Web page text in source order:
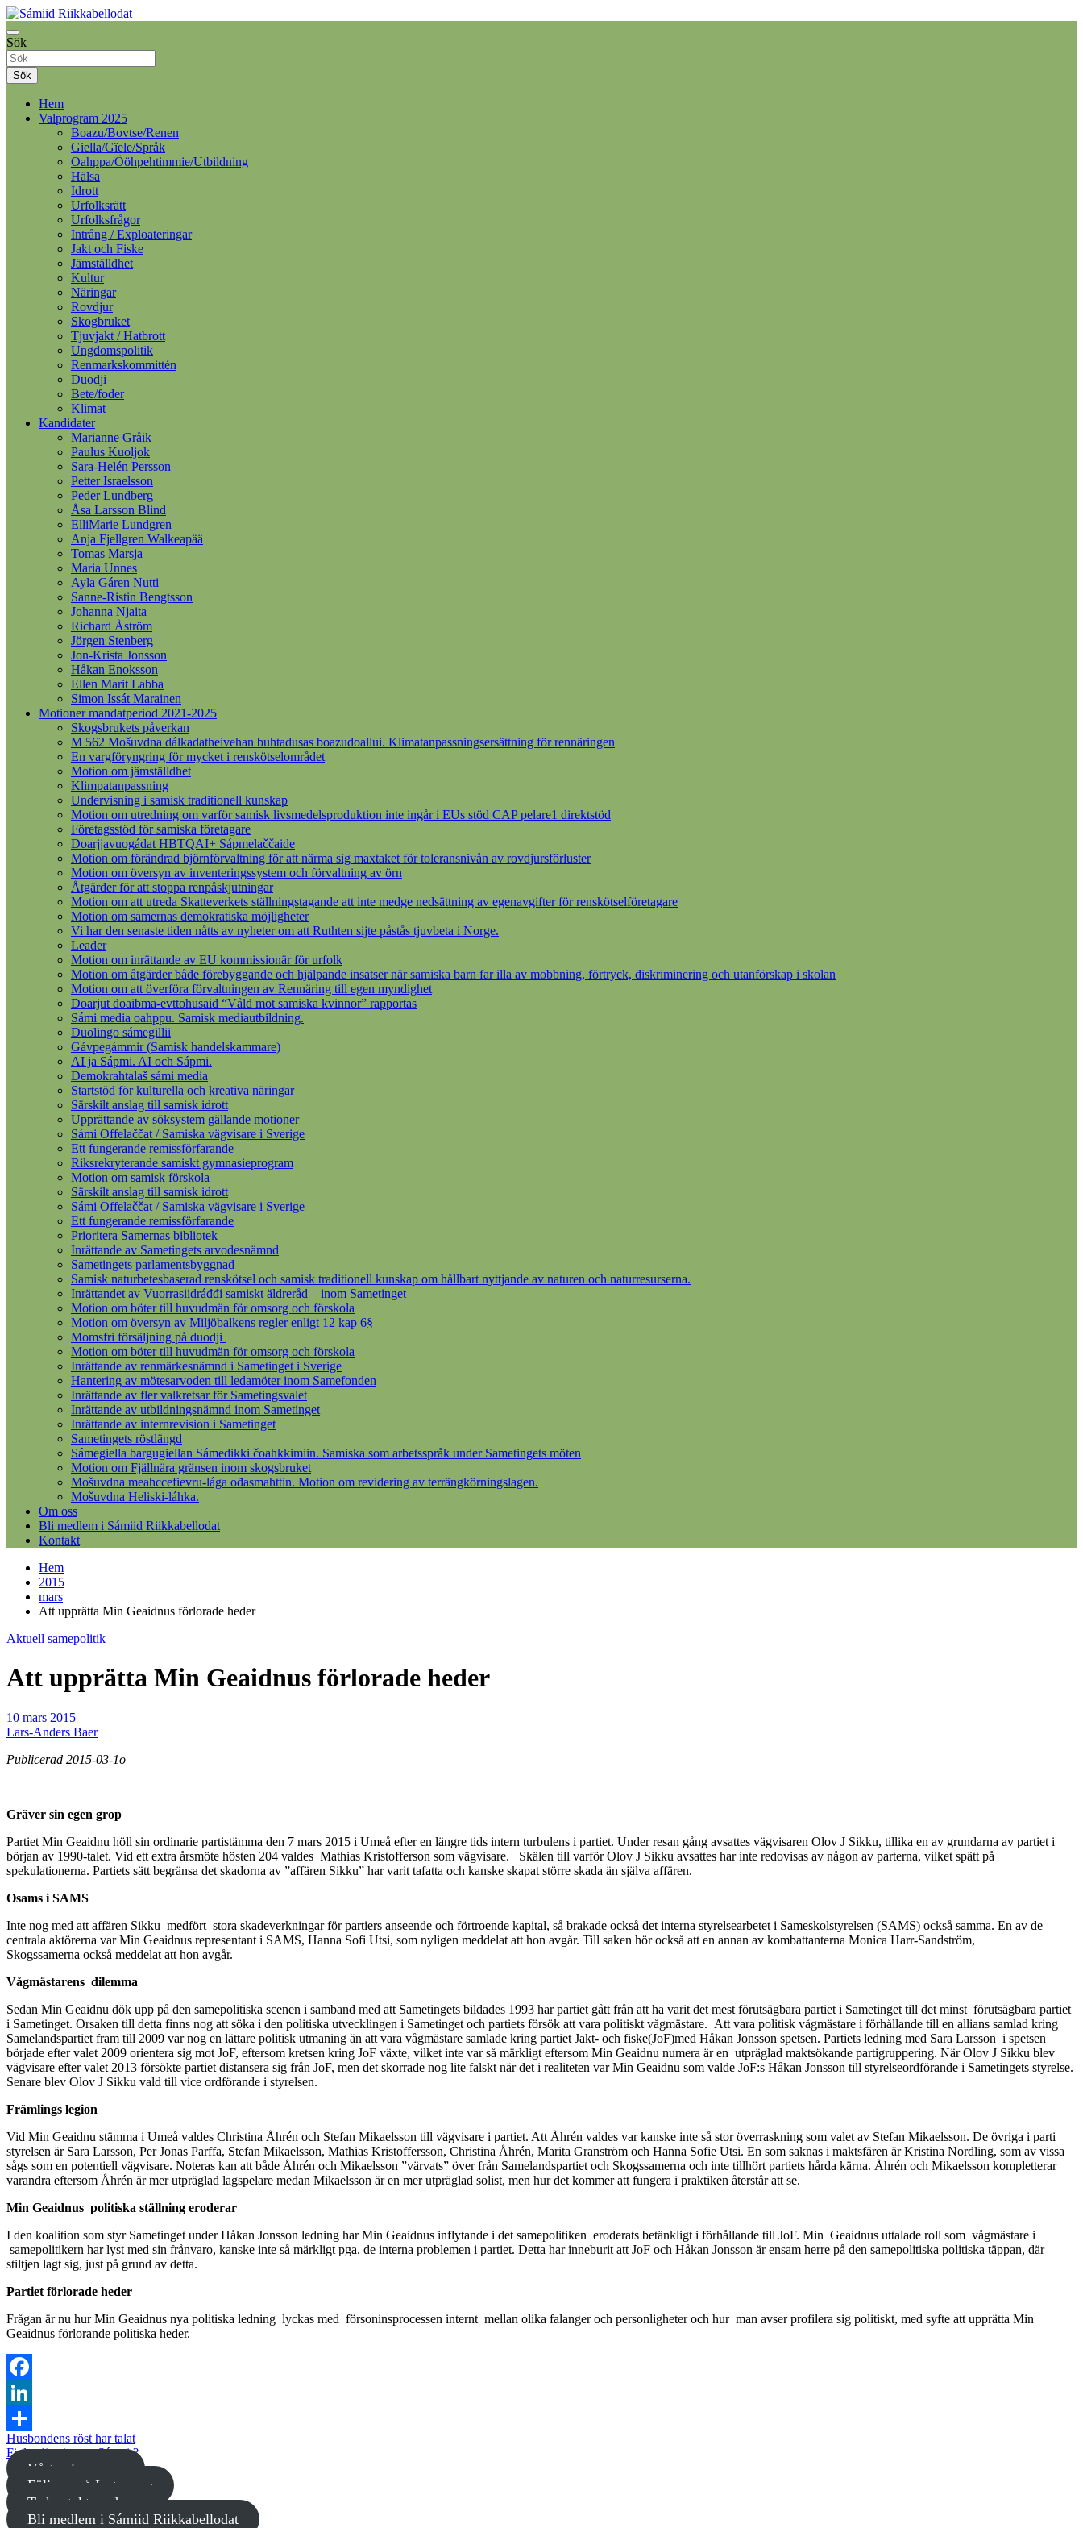
Sámiid Riikkabellodat
Samelandspartiet
Sök
Sök
Hem
Valprogram 2025
Boazu/Bovtse/Renen
Giella/Gïele/Språk
Oahppa/Ööhpehtimmie/Utbildning
Hälsa
Idrott
Urfolksrätt
Urfolksfrågor
Intrång / Exploateringar
Jakt och Fiske
Jämställdhet
Kultur
Näringar
Rovdjur
Skogbruket
Tjuvjakt / Hatbrott
Ungdomspolitik
Renmarkskommittén
Duodji
Bete/foder
Klimat
Kandidater
Marianne Gråik
Paulus Kuoljok
Sara-Helén Persson
Petter Israelsson
Peder Lundberg
Åsa Larsson Blind
ElliMarie Lundgren
Anja Fjellgren Walkeapää
Tomas Marsja
Maria Unnes
Ayla Gáren Nutti
Sanne-Ristin Bengtsson
Johanna Njaita
Richard Åström
Jörgen Stenberg
Jon-Krista Jonsson
Håkan Enoksson
Ellen Marit Labba
Simon Issát Marainen
Motioner mandatperiod 2021-2025
Skogsbrukets påverkan
M 562 Mošuvdna dálkadatheivehan buhtadusas boazudoallui. Klimatanpassningsersättning för rennäringen
En vargföryngring för mycket i renskötselområdet
Motion om jämställdhet
Klimpatanpassning
Undervisning i samisk traditionell kunskap
Motion om utredning om varför samisk livsmedelsproduktion inte ingår i EUs stöd CAP pelare1 direktstöd
Företagsstöd för samiska företagare
Doarjjavuogádat HBTQAI+ Sápmelaččaide
Motion om förändrad björnförvaltning för att närma sig maxtaket för toleransnivån av rovdjursförluster
Motion om översyn av inventeringssystem och förvaltning av örn
Åtgärder för att stoppa renpåskjutningar
Motion om att utreda Skatteverkets ställningstagande att inte medge nedsättning av egenavgifter för renskötselföretagare
Motion om samernas demokratiska möjligheter
Vi har den senaste tiden nåtts av nyheter om att Ruthten sijte påstås tjuvbeta i Norge.
Leader
Motion om inrättande av EU kommissionär för urfolk
Motion om åtgärder både förebyggande och hjälpande insatser när samiska barn far illa av mobbning, förtryck, diskriminering och utanförskap i skolan
Motion om att överföra förvaltningen av Rennäring till egen myndighet
Doarjut doaibma-evttohusaid “Våld mot samiska kvinnor” rapportas
Sámi media oahppu. Samisk mediautbildning.
Duolingo sámegillii
Gávpegámmir (Samisk handelskammare)
AI ja Sápmi. AI och Sápmi.
Demokrahtalaš sámi media
Startstöd för kulturella och kreativa näringar
Särskilt anslag till samisk idrott
Upprättande av söksystem gällande motioner
Sámi Offelaččat / Samiska vägvisare i Sverige
Ett fungerande remissförfarande
Riksrekryterande samiskt gymnasieprogram
Motion om samisk förskola
Särskilt anslag till samisk idrott
Sámi Offelaččat / Samiska vägvisare i Sverige
Ett fungerande remissförfarande
Prioritera Samernas bibliotek
Inrättande av Sametingets arvodesnämnd
Sametingets parlamentsbyggnad
Samisk naturbetesbaserad renskötsel och samisk traditionell kunskap om hållbart nyttjande av naturen och naturresurserna.
Inrättandet av Vuorrasiidráđđi samiskt äldreråd – inom Sametinget
Motion om böter till huvudmän för omsorg och förskola
Motion om översyn av Miljöbalkens regler enligt 12 kap 6§
Momsfri försäljning på duodji
Motion om böter till huvudmän för omsorg och förskola
Inrättande av renmärkesnämnd i Sametinget i Sverige
Hantering av mötesarvoden till ledamöter inom Samefonden
Inrättande av fler valkretsar för Sametingsvalet
Inrättande av utbildningsnämnd inom Sametinget
Inrättande av internrevision i Sametinget
Sametingets röstlängd
Sámegiella bargugiellan Sámedikki čoahkkimiin. Samiska som arbetsspråk under Sametingets möten
Motion om Fjällnära gränsen inom skogsbruket
Mošuvdna meahccefievru-lága ođasmahttin. Motion om revidering av terrängkörningslagen.
Mošuvdna Heliski-láhka.
Om oss
Bli medlem i Sámiid Riikkabellodat
Kontakt
Hem
2015
mars
Att upprätta Min Geaidnus förlorade heder
Aktuell samepolitik
Att upprätta Min Geaidnus förlorade heder
10 mars 2015
Lars-Anders Baer
Publicerad 2015-03-1o
Gräver sin egen grop
Partiet Min Geaidnu höll sin ordinarie partistämma den 7 mars 2015 i Umeå efter en längre tids intern turbulens i partiet. Under resan gång avsattes vägvisaren Olov J Sikku, tillika en av grundarna av partiet i
början av 1990-talet. Vid ett extra årsmöte hösten 204 valdes Mathias Kristofferson som vägvisare. Skälen till varför Olov J Sikku avsattes har inte redovisas av någon av parterna, vilket spätt på
spekulationerna. Partiets sätt begränsa det skadorna av ”affären Sikku” har varit tafatta och kanske skapat större skada än själva affären.
Osams i SAMS
Inte nog med att affären Sikku medfört stora skadeverkningar för partiers anseende och förtroende kapital, så brakade också det interna styrelsearbetet i Sameskolstyrelsen (SAMS) också samma. En av de
centrala aktörerna var Min Geaidnus representant i SAMS, Hanna Sofi Utsi, som nyligen meddelat att hon avgår. Till saken hör också att en annan av kombattanterna Monica Harr-Sandström,
Skogssamerna också meddelat att hon avgår.
Vågmästarens dilemma
Sedan Min Geaidnu dök upp på den samepolitiska scenen i samband med att Sametingets bildades 1993 har partiet gått från att ha varit det mest förutsägbara partiet i Sametinget till det minst förutsägbara partiet
i Sametinget. Orsaken till detta finns nog att söka i den politiska utvecklingen i Sametinget och partiets försök att vara politiskt vågmästare. Att vara politisk vågmästare i förhållande till en allians samlad kring
Samelandspartiet fram till 2009 var nog en lättare politisk utmaning än att vara vågmästare samlade kring partiet Jakt- och fiske(JoF)med Håkan Jonsson spetsen. Partiets ledning med Sara Larsson i spetsen
började efter valet 2009 orientera sig mot JoF, eftersom kretsen kring JoF växte, vilket inte var så märkligt eftersom Min Geaidnu numera är en utpräglad maktsökande partigruppering. När Olov J Sikku blev
vägvisare efter valet 2013 försökte partiet distansera sig från JoF, men det skorrade nog lite falskt när det i realiteten var Min Geaidnu som valde JoF:s Håkan Jonsson till styrelseordförande i Sametingets styrelse.
Senare blev Olov J Sikku vald till vice ordförande i styrelsen.
Främlings legion
Vid Min Geaidnu stämma i Umeå valdes Christina Åhrén och Stefan Mikaelsson till vägvisare i partiet. Att Åhrén valdes var kanske inte så stor överraskning som valet av Stefan Mikaelsson. De övriga i parti
styrelsen är Sara Larsson, Per Jonas Parffa, Stefan Mikaelsson, Mathias Kristoffersson, Christina Åhrén, Marita Granström och Hanna Sofie Utsi. En som saknas i maktsfären är Kristina Nordling, som av vissa
sågs som en potentiell vägvisare. Noteras kan att både Åhrén och Mikaelsson ”värvats” över från Samelandspartiet och Skogssamerna och inte tillhört partiets hårda kärna. Åhrén och Mikaelsson kompletterar
varandra eftersom Åhrén är mer utpräglad lagspelare medan Mikaelsson är en mer utpräglad solist, men hur det kommer att fungera i praktiken återstår att se.
Min Geaidnus politiska ställning eroderar
I den koalition som styr Sametinget under Håkan Jonsson ledning har Min Geaidnus inflytande i det samepolitiken eroderats betänkligt i förhållande till JoF. Min Geaidnus uttalade roll som vågmästare i
samepolitikern har lyst med sin frånvaro, kanske inte så märkligt pga. de interna problemen i partiet. Detta har inneburit att JoF och Håkan Jonsson är ensam herre på den samepolitiska politiska täppan, där
stiltjen lagt sig, just på grund av detta.
Partiet förlorade heder
Frågan är nu hur Min Geaidnus nya politiska ledning lyckas med försoninsprocessen internt mellan olika falanger och personligheter och hur man avser profilera sig politiskt, med syfte att upprätta Min
Geaidnus förlorande politiska heder.
Facebook
LinkedIn
Dela
Husbondens röst har talat
Finlandisering av Sápmi ?
Vårt valprogram
Följ oss på Instagram
Ta kontakt med oss
Bli medlem i Sámiid Riikkabellodat